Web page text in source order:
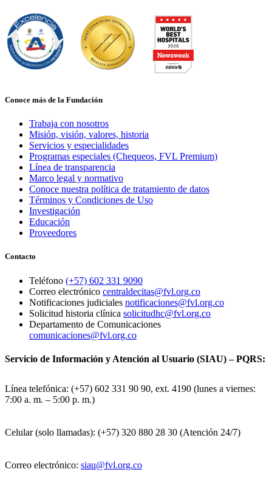
Conoce más de la Fundación
Trabaja con nosotros
Misión, visión, valores, historia
Servicios y especialidades
Programas especiales (Chequeos, FVL Premium)
Línea de transparencia
Marco legal y normativo
Conoce nuestra política de tratamiento de datos
Términos y Condiciones de Uso
Investigación
Educación
Proveedores
Contacto
Teléfono (+57) 602 331 9090
Correo electrónico centraldecitas@fvl.org.co
Notificaciones judiciales notificaciones@fvl.org.co
Solicitud historia clínica solicitudhc@fvl.org.co
Departamento de Comunicaciones
comunicaciones@fvl.org.co
Servicio de Información y Atención al Usuario (SIAU) – PQRS:
Línea telefónica: (+57) 602 331 90 90, ext. 4190 (lunes a viernes:
7:00 a. m. – 5:00 p. m.)
Celular (solo llamadas): (+57) 320 880 28 30 (Atención 24/7)
Correo electrónico: siau@fvl.org.co